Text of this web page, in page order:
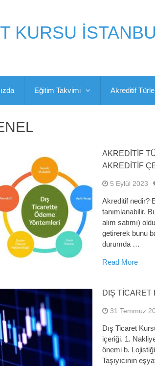
KURSU
Eğitim Takvimi Akreditif
AKREDITIF
AKREDITIF
5 Eylül 2023
Akreditif nedir?
tanımlanabilir.
alım satımı)
getirerek bunu
durumda …
Read More
DIŞ TİCARET
31 Temmuz
Dış Ticaret
içeriği. 1.
önemi b.
Taşıyıcının